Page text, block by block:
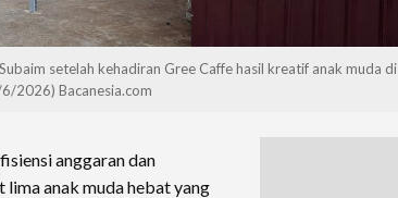
setelah kehadiran Gree Caffe hasil kreatif anak muda di
2026) Bacanesia.com
anggaran dan
anak muda hebat yang